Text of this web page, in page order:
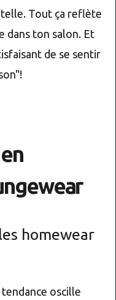
Tout ça reflète
dans ton salon. Et
de se sentir
homewear
oscille